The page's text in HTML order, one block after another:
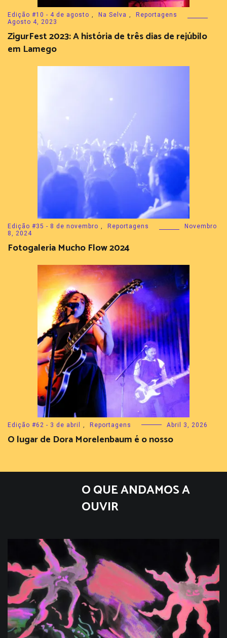
Edição #10 - 4 de agosto , Na Selva ,
Reportagens
Agosto 4, 2023
ZigurFest 2023: A história de três dias de rejúbilo
em Lamego
Edição #35 - 8 de novembro , Reportagens
Novembro
8, 2024
Fotogaleria Mucho Flow 2024
Edição #62 - 3 de abril , Reportagens Abril 3, 2026
O lugar de Dora Morelenbaum é o nosso
O QUE ANDAMOS A
OUVIR